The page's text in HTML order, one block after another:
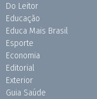
Do Leitor
Educação
Educa Mais Brasil
Esporte
Economia
Editorial
Exterior
Guia Saúde